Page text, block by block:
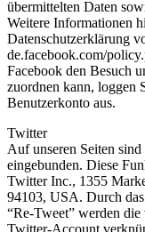
übermittelten Daten
Weitere Informationen
Datenschutzerklärung
de.facebook.com/
Facebook den Besuch
zuordnen kann, loggen
Benutzerkonto aus.
Twitter
Auf unseren Seiten
eingebunden. Diese
Twitter Inc., 1355
94103, USA. Durch
“Re-Tweet” werden